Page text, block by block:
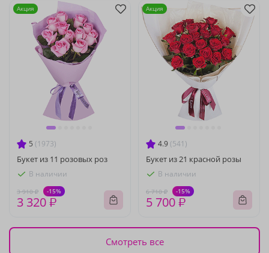
5 (1973)
Букет из 11 розовых роз
В наличии
3 910 ₽ -15%
3 320 ₽
Акция
4.9 (541)
Букет из 21 красной розы
В наличии
6 710 ₽ -15%
5 700 ₽
Акция
Смотреть все